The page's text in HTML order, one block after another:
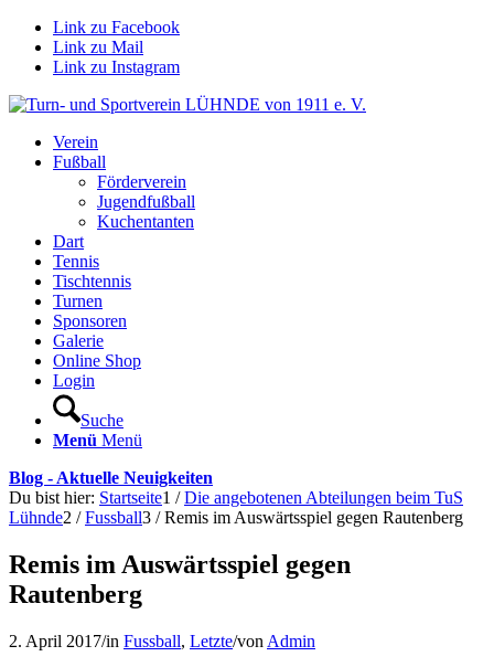
Link zu Facebook
Link zu Mail
Link zu Instagram
Verein
Fußball
Förderverein
Jugendfußball
Kuchentanten
Dart
Tennis
Tischtennis
Turnen
Sponsoren
Galerie
Online Shop
Login
Suche
Menü Menü
Blog - Aktuelle Neuigkeiten
Du bist hier: Startseite1 / Die angebotenen Abteilungen beim TuS
Lühnde2 / Fussball3 / Remis im Auswärtsspiel gegen Rautenberg
Remis im Auswärtsspiel gegen
Rautenberg
2. April 2017/in Fussball, Letzte/von Admin